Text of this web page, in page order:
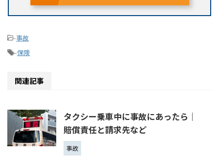
-事故
-保険
関連記事
タクシー乗車中に事故にあったら｜
賠償責任と請求先など
事故